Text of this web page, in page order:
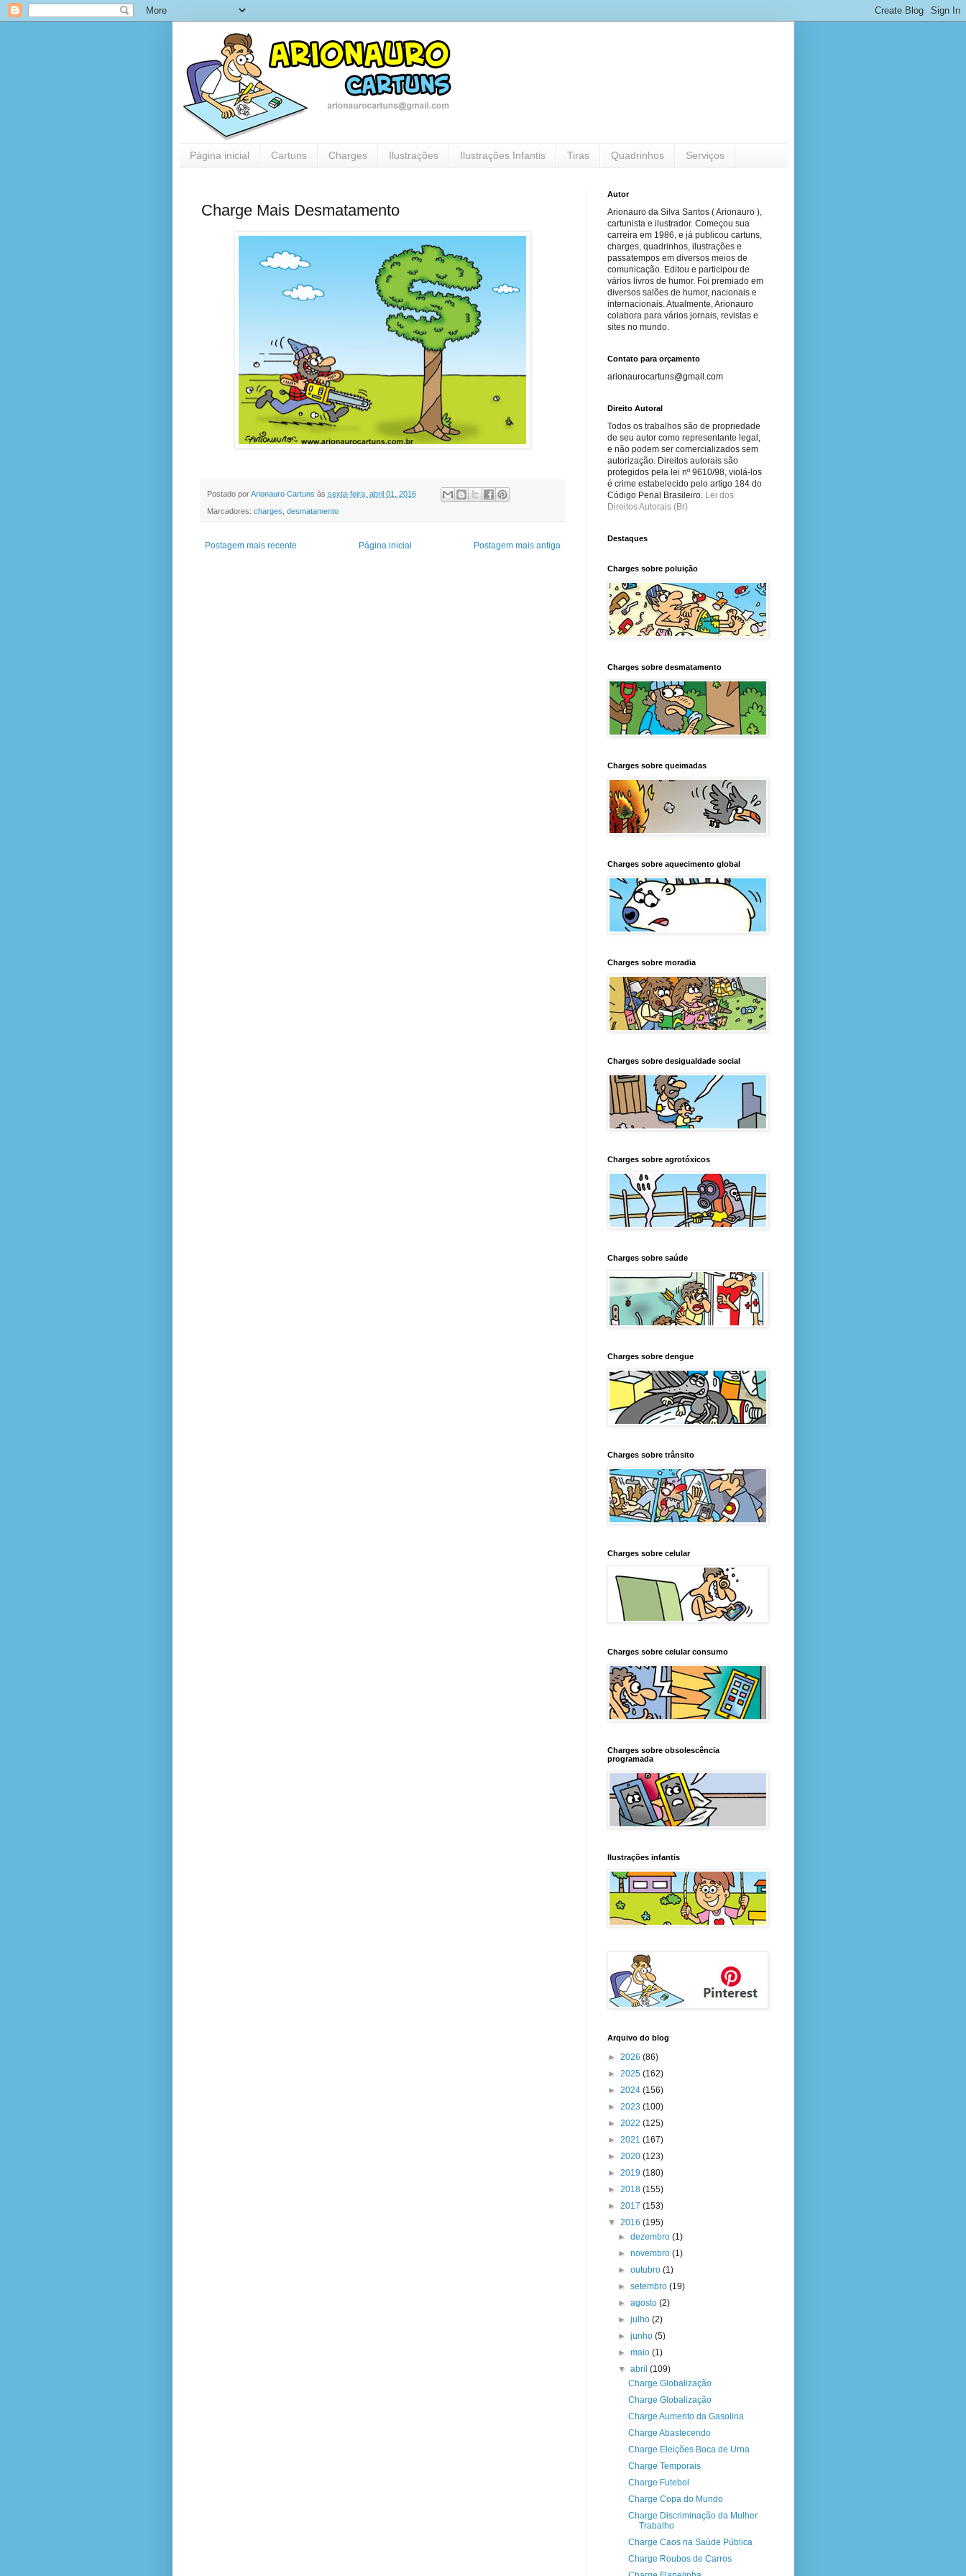
Página inicial Cartuns Charges Ilustrações Ilustrações Infantis Tiras Quadrinhos Serviços
Charge Mais Desmatamento
Postado porArionauro Cartuns às sexta-feira, abril 01, 2016
Marcadores: charges desmatamento
Postagem mais recente Postagem mais antiga
Página inicial
Autor
Arionauro da Silva Santos ( Arionauro ),
cartunista e ilustrador. Começou sua
carreira em 1986, e já publicou cartuns,
charges, quadrinhos, ilustrações e
passatempos em diversos meios de
comunicação. Editou e participou de
vários livros de humor. Foi premiado em
diversos salões de humor, nacionais e
internacionais. Atualmente, Arionauro
colabora para vários jornais, revistas e
sites no mundo.
Contato para orçamento
arionaurocartuns@gmail.com
Direito Autoral
Todos os trabalhos são de propriedade
de seu autor como representante legal,
e não podem ser comercializados sem
autorização. Direitos autorais são
protegidos pela lei nº 9610/98, violá-los
é crime estabelecido pelo artigo 184 do
Código Penal Brasileiro. Lei dos
Direitos Autorais (Br)
Destaques
Charges sobre poluição
Charges sobre desmatamento
Charges sobre queimadas
Charges sobre aquecimento global
Charges sobre moradia
Charges sobre desigualdade social
Charges sobre agrotóxicos
Charges sobre saúde
Charges sobre dengue
Charges sobre trânsito
Charges sobre celular
Charges sobre celular consumo
Charges sobre obsolescência
programada
Ilustrações infantis
Arquivo do blog
► 2026 (86)
► 2025 (162)
► 2024 (156)
► 2023 (100)
► 2022 (125)
► 2021 (167)
► 2020 (123)
► 2019 (180)
► 2018 (155)
► 2017 (153)
▼ 2016 (195)
► dezembro (1)
► novembro (1)
► outubro (1)
► setembro (19)
► agosto (2)
► julho (2)
► junho (5)
► maio (1)
▼ abril (109)
Charge Globalização
Charge Globalização
Charge Aumento da Gasolina
Charge Abastecendo
Charge Eleições Boca de Urna
Charge Temporais
Charge Futebol
Charge Copa do Mundo
Charge Discriminação da Mulher
Trabalho
Charge Caos na Saúde Pública
Charge Roubos de Carros